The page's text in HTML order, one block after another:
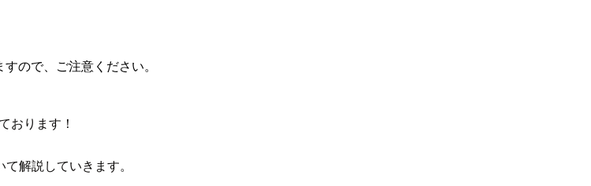
ので、ご注意ください。
おります！
て解説していきます。